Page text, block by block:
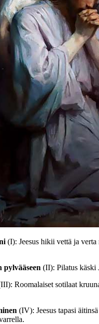
(I): Jeesus hikii vettä ja
pylvääseen (II): Pilatus käski
: Roomalaiset sotilaat
(IV): Jeesus tapasi